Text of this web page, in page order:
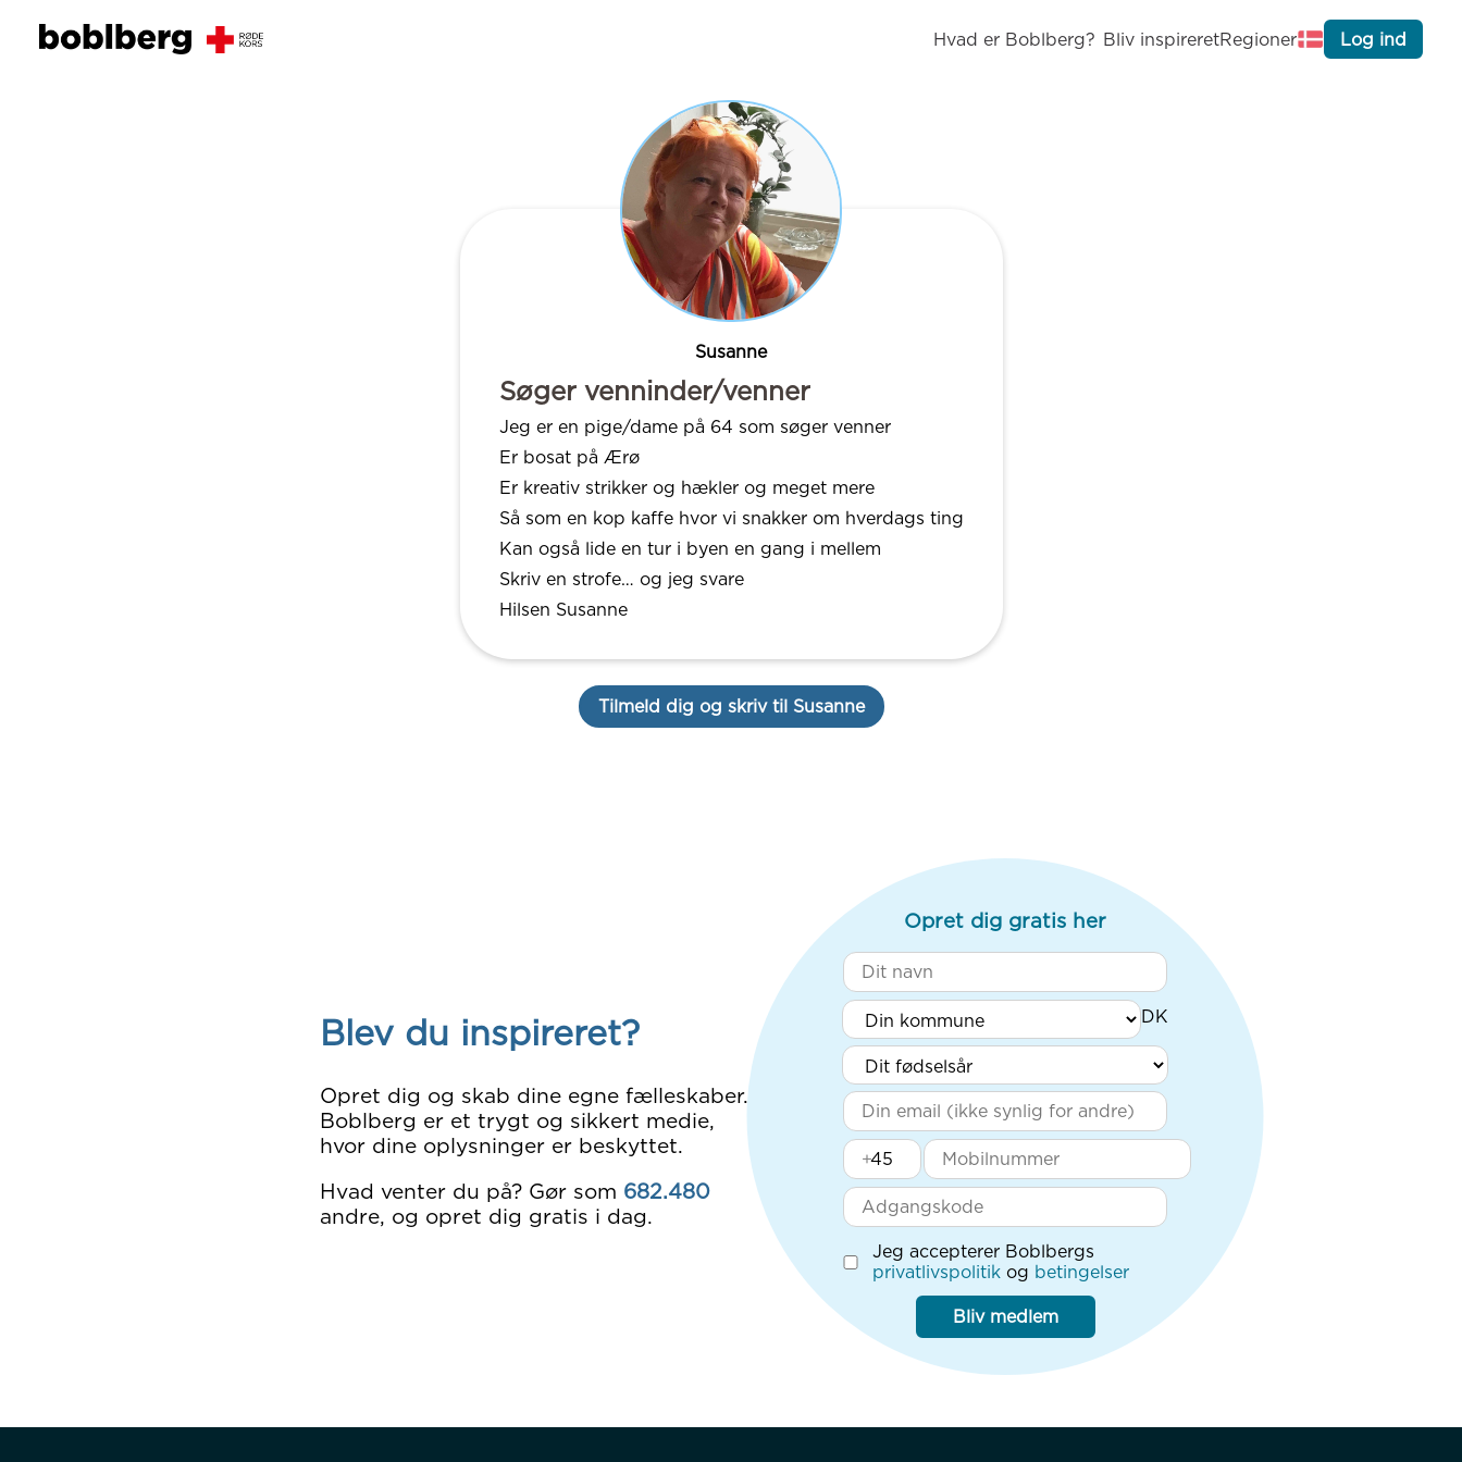
Hvad er Boblberg? Bliv inspireretRegioner Log ind
Susanne
Søger venninder/venner
Jeg er en pige/dame på 64 som søger venner
Er bosat på Ærø
Er kreativ strikker og hækler og meget mere
Så som en kop kaffe hvor vi snakker om hverdags ting
Kan også lide en tur i byen en gang i mellem
Skriv en strofe… og jeg svare
Hilsen Susanne
Tilmeld dig og skriv til Susanne
Blev du inspireret?
Opret dig og skab dine egne fælleskaber.
Boblberg er et trygt og sikkert medie,
hvor dine oplysninger er beskyttet.
Hvad venter du på? Gør som 682.480
andre, og opret dig gratis i dag.
Opret dig gratis her
+
Jeg accepterer Boblbergs
privatlivspolitik og betingelser
Bliv medlem